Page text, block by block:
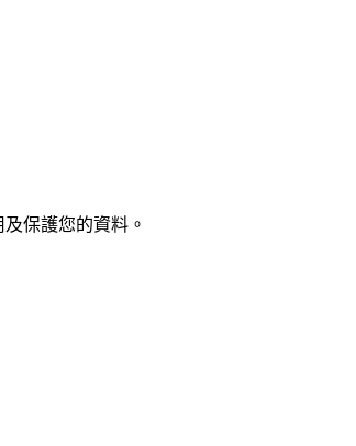
保護您的資料。